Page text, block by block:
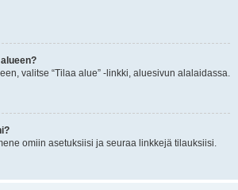
valitse “Tilaa alue” -linkki, aluesivun alalaidassa.
omiin asetuksiisi ja seuraa linkkejä tilauksiisi.